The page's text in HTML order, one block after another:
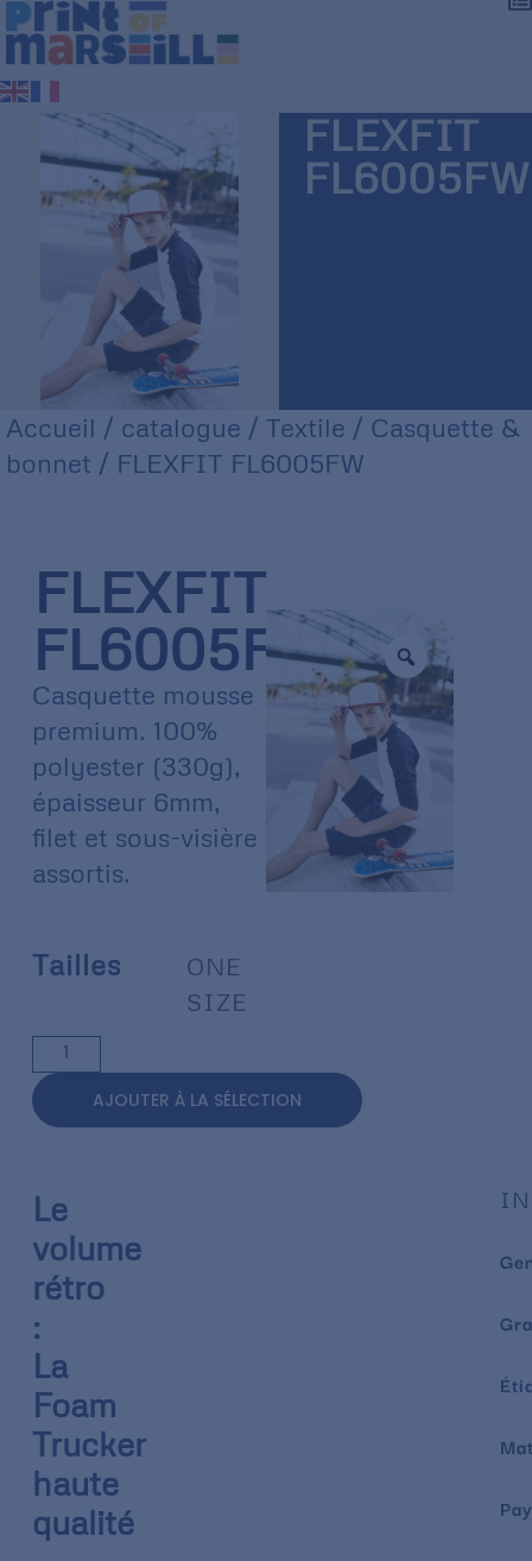
FLEXFIT
FL6005FW
Accueil / catalogue / Textile / Casquette &
bonnet / FLEXFIT FL6005FW
FLEXFIT
FL6005FW
Casquette mousse
premium. 100%
polyester (330g),
épaisseur 6mm,
filet et sous-visière
assortis.
Tailles
ONE
SIZE
AJOUTER À LA SÉLECTION
Le
volume
rétro
:
La
Foam
Trucker
haute
qualité